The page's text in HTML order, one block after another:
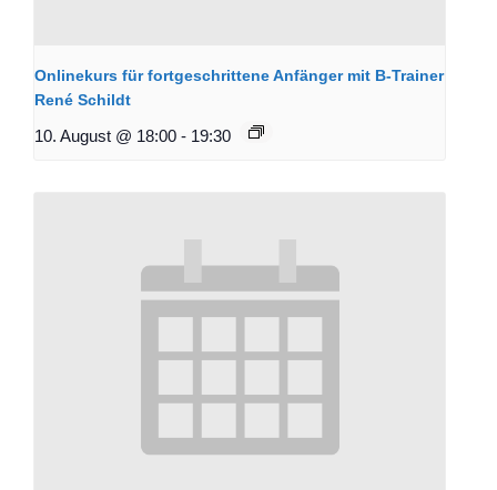
Onlinekurs für fortgeschrittene Anfänger mit B-Trainer
René Schildt
10. August @ 18:00 - 19:30